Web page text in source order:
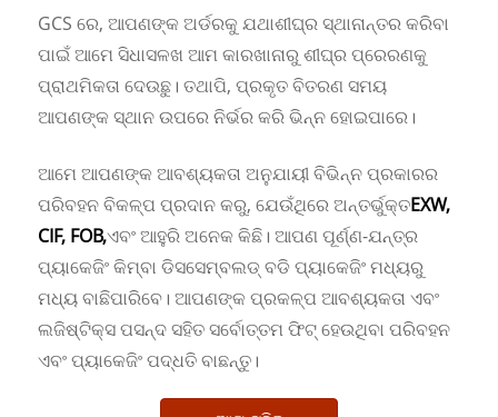
GCS ରେ, ଆପଣଙ୍କ ଅର୍ଡରକୁ ଯଥାଶୀଘ୍ର ସ୍ଥାନାନ୍ତର କରିବା
ପାଇଁ ଆମେ ସିଧାସଳଖ ଆମ କାରଖାନାରୁ ଶୀଘ୍ର ପ୍ରେରଣକୁ
ପ୍ରାଥମିକତା ଦେଉଛୁ। ତଥାପି, ପ୍ରକୃତ ବିତରଣ ସମୟ
ଆପଣଙ୍କ ସ୍ଥାନ ଉପରେ ନିର୍ଭର କରି ଭିନ୍ନ ହୋଇପାରେ।
ଆମେ ଆପଣଙ୍କ ଆବଶ୍ୟକତା ଅନୁଯାୟୀ ବିଭିନ୍ନ ପ୍ରକାରର
ପରିବହନ ବିକଳ୍ପ ପ୍ରଦାନ କରୁ, ଯେଉଁଥିରେ ଅନ୍ତର୍ଭୁକ୍ତEXW,
CIF, FOB,ଏବଂ ଆହୁରି ଅନେକ କିଛି। ଆପଣ ପୂର୍ଣ୍ଣ-ଯନ୍ତ୍ର
ପ୍ୟାକେଜିଂ କିମ୍ବା ଡିସସେମ୍ବଲଡ୍ ବଡି ପ୍ୟାକେଜିଂ ମଧ୍ୟରୁ
ମଧ୍ୟ ବାଛିପାରିବେ। ଆପଣଙ୍କ ପ୍ରକଳ୍ପ ଆବଶ୍ୟକତା ଏବଂ
ଲଜିଷ୍ଟିକ୍ସ ପସନ୍ଦ ସହିତ ସର୍ବୋତ୍ତମ ଫିଟ୍ ହେଉଥିବା ପରିବହନ
ଏବଂ ପ୍ୟାକେଜିଂ ପଦ୍ଧତି ବାଛନ୍ତୁ।